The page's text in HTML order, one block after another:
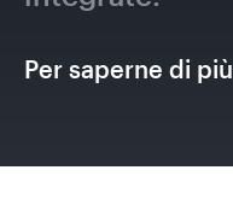
Per saperne di più